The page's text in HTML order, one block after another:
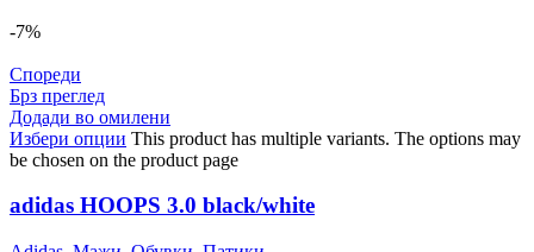
-7%
Спореди
Брз преглед
Додади во омилени
Избери опции This product has multiple variants. The options may
be chosen on the product page
adidas HOOPS 3.0 black/white